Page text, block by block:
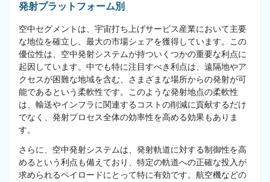
発射プラットフォーム別
空中セグメントは、宇宙打ち上げサービス産業において主要
な地位を確立し、最大の市場シェアを獲得しています。この
優位性は、空中発射システムが持ついくつかの重要な利点に
起因しています。中でも特に注目すべき利点は、遠隔地やア
クセスが困難な地域を含む、さまざまな場所からの発射が可
能であるという柔軟性です。このような発射地点の柔軟性
は、輸送やインフラに関連するコストの削減に貢献するだけ
でなく、発射プロセス全体の効率性を高める効果もありま
す。
さらに、空中発射システムは、発射軌道に対する制御性を高
めるという利点も備えており、特定の軌道への正確な投入が
求められるペイロードにとって特に有効です。航空機などの